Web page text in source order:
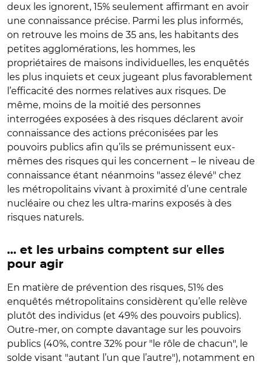
deux les ignorent, 15% seulement affirmant en avoir
une connaissance précise. Parmi les plus informés,
on retrouve les moins de 35 ans, les habitants des
petites agglomérations, les hommes, les
propriétaires de maisons individuelles, les enquêtés
les plus inquiets et ceux jugeant plus favorablement
l’efficacité des normes relatives aux risques. De
même, moins de la moitié des personnes
interrogées exposées à des risques déclarent avoir
connaissance des actions préconisées par les
pouvoirs publics afin qu’ils se prémunissent eux-
mêmes des risques qui les concernent – le niveau de
connaissance étant néanmoins "assez élevé" chez
les métropolitains vivant à proximité d’une centrale
nucléaire ou chez les ultra-marins exposés à des
risques naturels.
… et les urbains comptent sur elles
pour agir
En matière de prévention des risques, 51% des
enquêtés métropolitains considèrent qu’elle relève
plutôt des individus (et 49% des pouvoirs publics).
Outre-mer, on compte davantage sur les pouvoirs
publics (40%, contre 32% pour "le rôle de chacun", le
solde visant "autant l’un que l’autre"), notamment en